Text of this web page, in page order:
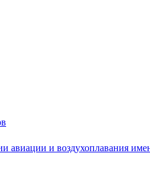
авиации и воздухоплавания